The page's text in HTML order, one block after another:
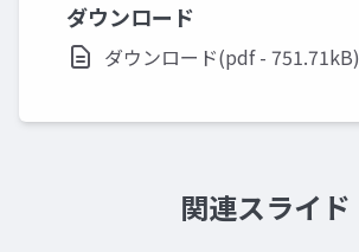
ダウンロード
ダウンロード(pdf - 751.71kB)
関連スライド